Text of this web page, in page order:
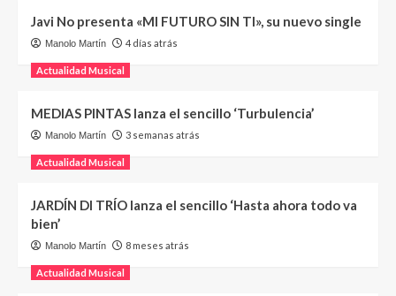
Javi No presenta «MI FUTURO SIN TI», su nuevo single
Manolo Martín 4 días atrás
Actualidad Musical
MEDIAS PINTAS lanza el sencillo ‘Turbulencia’
Manolo Martín 3 semanas atrás
Actualidad Musical
JARDÍN DI TRÍO lanza el sencillo ‘Hasta ahora todo va
bien’
Manolo Martín 8 meses atrás
Actualidad Musical